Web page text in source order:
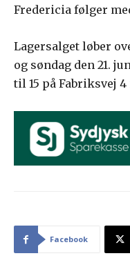
Fredericia følger
Lagersalget løber
og søndag den 21.
til 15 på Fabriksvej 4
Facebook